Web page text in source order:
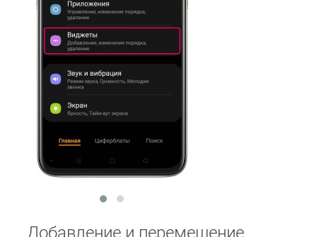
Добавление и перемещение